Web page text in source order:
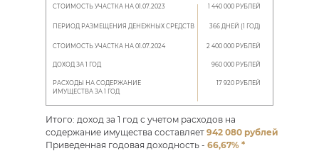
Итого: доход за 1 год с учетом расходов на
содержание имущества составляет 942 080 рублей
Приведенная годовая доходность - 66,67% *
СТОИМОСТЬ УЧАСТКА НА 01.07.2023
ПЕРИОД РАЗМЕЩЕНИЯ ДЕНЕЖНЫХ СРЕДСТВ
СТОИМОСТЬ УЧАСТКА НА 01.07.2024
ДОХОД ЗА 1 ГОД
РАСХОДЫ НА СОДЕРЖАНИЕ
ИМУЩЕСТВА ЗА 1 ГОД
1 440 000 РУБЛЕЙ
366 ДНЕЙ (1 ГОД)
17 920 РУБЛЕЙ
960 000 РУБЛЕЙ
2 400 000 РУБЛЕЙ